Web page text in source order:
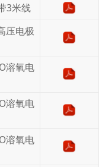
3米线
压电极
溶氧电
溶氧电
溶氧电